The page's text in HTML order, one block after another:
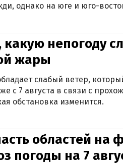
однако на юге и юго-
непогоду
жары
слабый ветер,
с 7 августа в связи с
обстановка изменится.
областей на
погоды на 7